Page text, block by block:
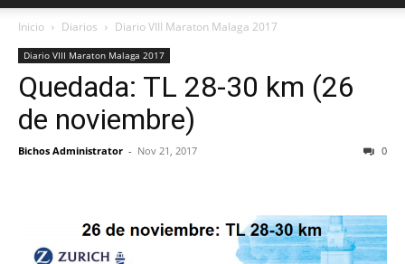
Inicio Diarios Diario VIII Maraton Malaga 2017
Diario VIII Maraton Malaga 2017
Quedada: TL 28-30 km (26
de noviembre)
Bichos Administrator - Nov 21, 2017 0